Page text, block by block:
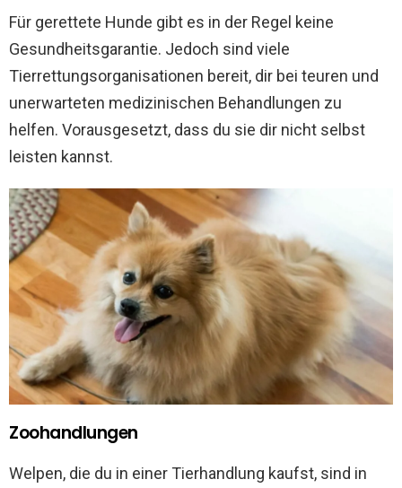
Für gerettete Hunde gibt es in der Regel keine
Gesundheitsgarantie. Jedoch sind viele
Tierrettungsorganisationen bereit, dir bei teuren und
unerwarteten medizinischen Behandlungen zu
helfen. Vorausgesetzt, dass du sie dir nicht selbst
leisten kannst.
Zoohandlungen
Welpen, die du in einer Tierhandlung kaufst, sind in